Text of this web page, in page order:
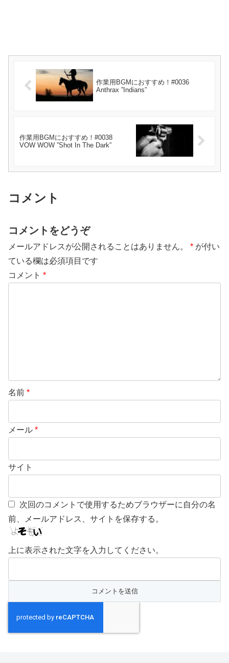
作業用BGMにおすすめ！#0036
Anthrax ”Indians”
作業用BGMにおすすめ！#0038
VOW WOW ”Shot In The Dark”
コメント
コメントをどうぞ
メールアドレスが公開されることはありません。 * が付い
ている欄は必須項目です
コメント *
名前 *
メール *
サイト
次回のコメントで使用するためブラウザーに自分の名
前、メールアドレス、サイトを保存する。
上に表示された文字を入力してください。